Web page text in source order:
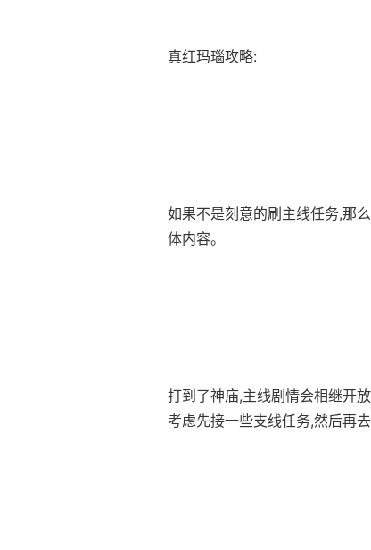
真红玛瑙攻略:
如果不是刻意的刷主线任务,那
体内容。
打到了神庙,主线剧情会相继开
考虑先接一些支线任务,然后再